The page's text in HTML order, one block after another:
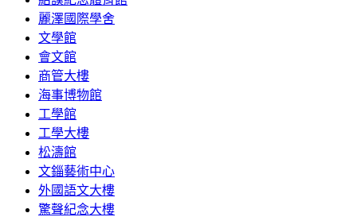
麗澤國際學舍
文學館
會文館
商管大樓
海事博物館
工學館
工學大樓
松濤館
文錙藝術中心
外國語文大樓
驚聲紀念大樓